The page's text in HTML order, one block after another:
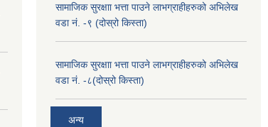
सामाजिक सुरक्षाा भत्ता पाउने लाभग्राहीहरुको अभिलेख
वडा नं. -९ (दोस्रो किस्ता)
सामाजिक सुरक्षाा भत्ता पाउने लाभग्राहीहरुको अभिलेख
वडा नं. -८(दोस्रो किस्ता)
अन्य